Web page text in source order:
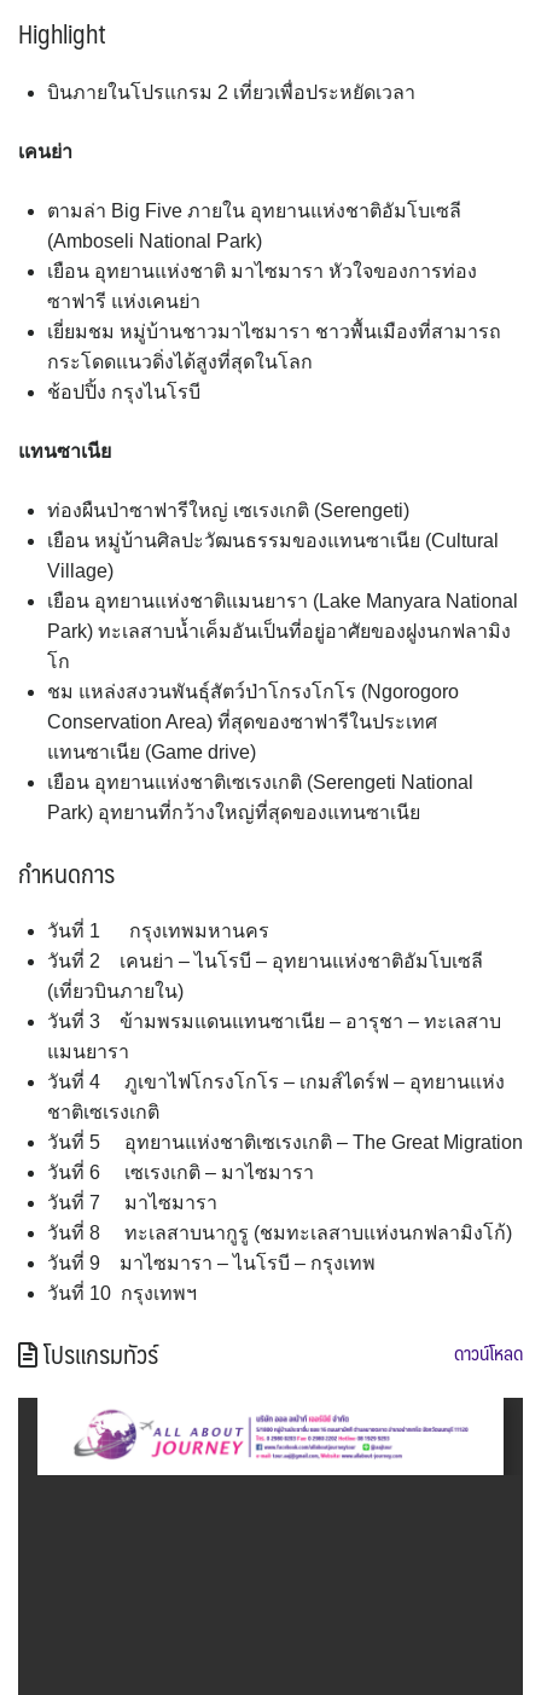
Highlight
บินภายในโปรแกรม 2 เที่ยวเพื่อประหยัดเวลา
เคนย่า
ตามล่า Big Five ภายใน อุทยานแห่งชาติอัมโบเซลี
(Amboseli National Park)
เยือน อุทยานแห่งชาติ มาไซมารา หัวใจของการท่อง
ซาฟารี แห่งเคนย่า
เยี่ยมชม หมู่บ้านชาวมาไซมารา ชาวพื้นเมืองที่สามารถ
กระโดดแนวดิ่งได้สูงที่สุดในโลก
ช้อปปิ้ง กรุงไนโรบี
แทนซาเนีย
ท่องผืนป่าซาฟารีใหญ่ เซเรงเกติ (Serengeti)
เยือน หมู่บ้านศิลปะวัฒนธรรมของแทนซาเนีย (Cultural
Village)
เยือน อุทยานแห่งชาติแมนยารา (Lake Manyara National
Park) ทะเลสาบน้ำเค็มอันเป็นที่อยู่อาศัยของฝูงนกฟลามิง
โก
ชม แหล่งสงวนพันธุ์สัตว์ป่าโกรงโกโร (Ngorogoro
Conservation Area) ที่สุดของซาฟารีในประเทศ
แทนซาเนีย (Game drive)
เยือน อุทยานแห่งชาติเซเรงเกติ (Serengeti National
Park) อุทยานที่กว้างใหญ่ที่สุดของแทนซาเนีย
กำหนดการ
วันที่ 1 กรุงเทพมหานคร
วันที่ 2 เคนย่า – ไนโรบี – อุทยานแห่งชาติอัมโบเซลี
(เที่ยวบินภายใน)
วันที่ 3 ข้ามพรมแดนแทนซาเนีย – อารุชา – ทะเลสาบ
แมนยารา
วันที่ 4 ภูเขาไฟโกรงโกโร – เกมส์ไดร์ฟ – อุทยานแห่ง
ชาติเซเรงเกติ
วันที่ 5 อุทยานแห่งชาติเซเรงเกติ – The Great Migration
วันที่ 6 เซเรงเกติ – มาไซมารา
วันที่ 7 มาไซมารา
วันที่ 8 ทะเลสาบนากูรู (ชมทะเลสาบแห่งนกฟลามิงโก้)
วันที่ 9 มาไซมารา – ไนโรบี – กรุงเทพ
วันที่ 10 กรุงเทพฯ
โปรแกรมทัวร์ ดาวน์โหลด